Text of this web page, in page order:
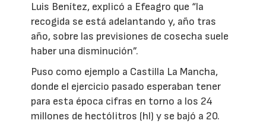
Luis Benítez, explicó a Efeagro que “la
recogida se está adelantando y, año tras
año, sobre las previsiones de cosecha suele
haber una disminución”.
Puso como ejemplo a Castilla La Mancha,
donde el ejercicio pasado esperaban tener
para esta época cifras en torno a los 24
millones de hectólitros (hl) y se bajó a 20.